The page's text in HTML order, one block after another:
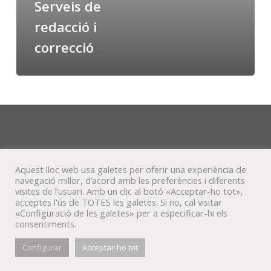
Serveis de
redacció i
correcció
© Veta Visual, 2022
blueskybehancemixcloud
Aquest lloc web usa galetes per oferir una experiència de
navegació millor, d’acord amb les preferències i diferents
visites de l’usuari. Amb un clic al botó «Acceptar-ho tot»,
acceptes l'ús de TOTES les galetes. Si no, cal visitar
«Configuració de les galetes» per a especificar-hi els
consentiments.
Configurar Acceptar-ho tot